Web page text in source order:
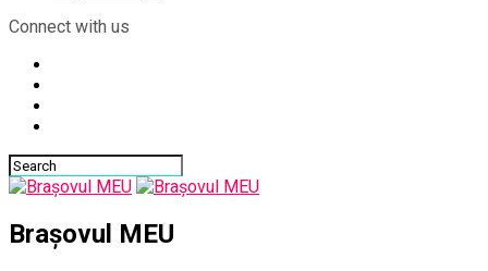
Connect with us
Brașovul MEU